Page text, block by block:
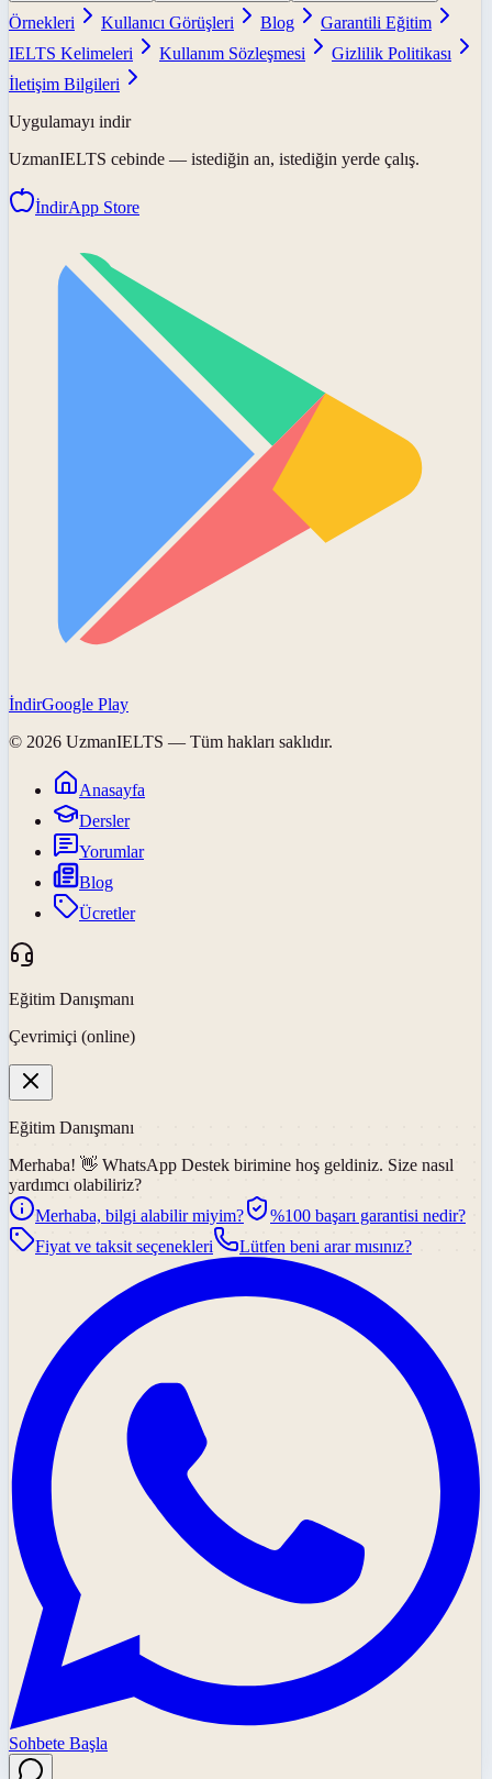
Örnekleri
Kullanıcı Görüşleri Blog
Garantili Eğitim
IELTS Kelimeleri
Kullanım Sözleşmesi
Gizlilik Politikası
İletişim Bilgileri
Uygulamayı indir
UzmanIELTS cebinde — istediğin an, istediğin yerde çalış.
İndirApp Store
İndirGoogle Play
© 2026 UzmanIELTS — Tüm hakları saklıdır.
Anasayfa
Dersler
Yorumlar
Blog
Ücretler
Eğitim Danışmanı
Çevrimiçi (online)
Eğitim Danışmanı
Merhaba! 👋 WhatsApp Destek birimine hoş geldiniz. Size nasıl
yardımcı olabiliriz?
Merhaba, bilgi alabilir miyim?
%100 başarı garantisi nedir?
Fiyat ve taksit seçenekleri
Lütfen beni arar mısınız?
Sohbete Başla